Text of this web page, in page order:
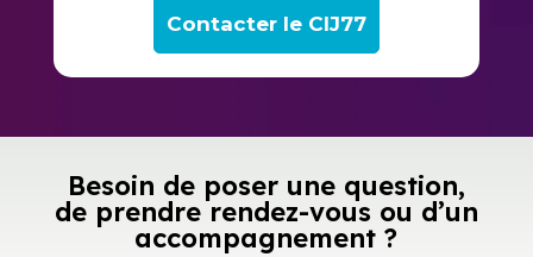
Contacter le CIJ77
Besoin de poser une question,
de prendre rendez-vous ou d’un
accompagnement ?